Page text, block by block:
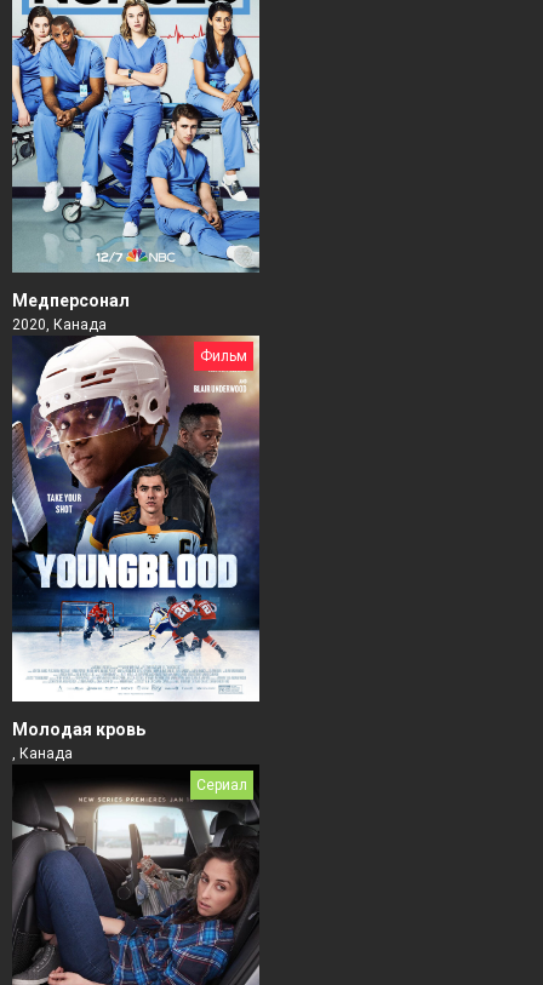
Медперсонал
2020, Канада
Фильм
Молодая кровь
, Канада
Сериал